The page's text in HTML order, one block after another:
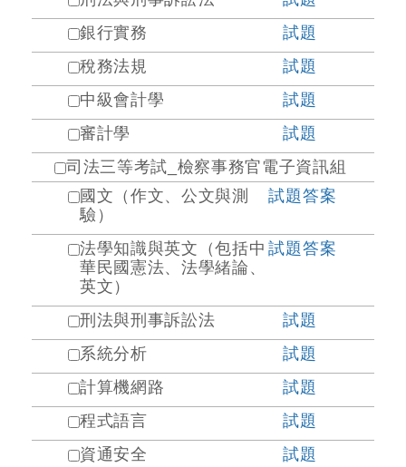
銀行實務
試題
稅務法規
試題
中級會計學
試題
審計學
試題
司法三等考試_檢察事務官電子資訊組
國文（作文、公文與測
驗）
試題答案
法學知識與英文（包括中
華民國憲法、法學緒論、
英文）
試題答案
刑法與刑事訴訟法
試題
系統分析
試題
計算機網路
試題
程式語言
試題
資通安全
試題